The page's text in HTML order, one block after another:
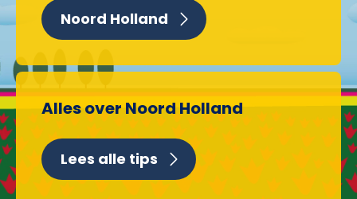
Noord Holland
Alles over Noord Holland
Lees alle tips